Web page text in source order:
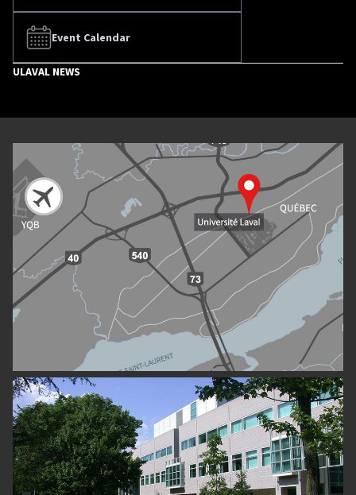
Event Calendar
ULAVAL NEWS